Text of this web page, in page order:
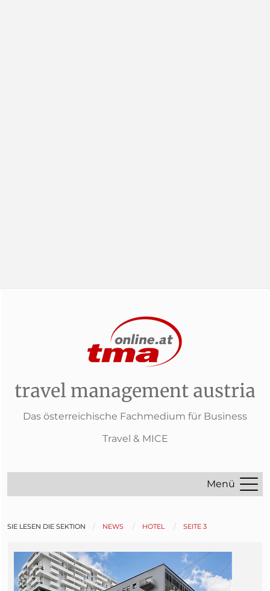
travel management austria
Das österreichische Fachmedium für Business
Travel & MICE
Menü
SIE LESEN DIE SEKTION NEWS HOTEL SEITE 3